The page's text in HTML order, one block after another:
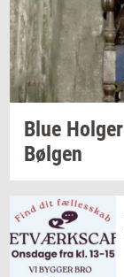
Blue Hol­ger
Bøl­gen